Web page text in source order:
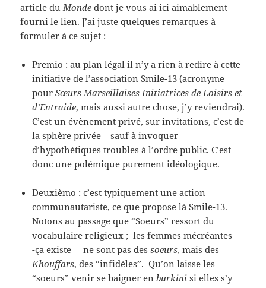
article duMonde dont je vous ai ici aimablement
fourni le lien. J’ai juste quelques remarques à
formuler à ce sujet :
Premio : au plan légal il n’y a rien à redire à cette
initiative de l’association Smile-13 (acronyme
pourSœurs Marseillaises Initiatrices de Loisirs et
d’Entraide, mais aussi autre chose, j’y reviendrai).
C’est un évènement privé, sur invitations, c’est de
la sphère privée – sauf à invoquer
d’hypothétiques troubles à l’ordre public. C’est
donc une polémique purement idéologique.
Deuxièmo : c’est typiquement une action
communautariste, ce que propose là Smile-13.
Notons au passage que “Soeurs” ressort du
vocabulaire religieux ; les femmes mécréantes
-ça existe – ne sont pas dessoeurs, mais des
Khouffars, des “infidèles”. Qu’on laisse les
“soeurs” venir se baigner enburkini si elles s’y